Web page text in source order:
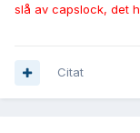
slå av capslock, det
Citat